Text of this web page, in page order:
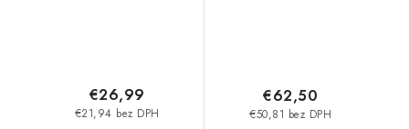
€21,94 bez DPH
€26,99
€50,81 bez DPH
€62,50